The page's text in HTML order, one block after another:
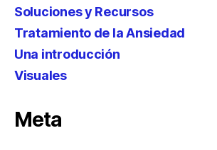
Soluciones y Recursos
Tratamiento de la Ansiedad
Una introducción
Visuales
Meta